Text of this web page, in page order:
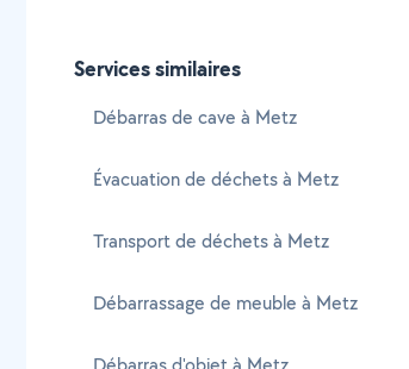
Services similaires
Débarras de cave à Metz
Évacuation de déchets à Metz
Transport de déchets à Metz
Débarrassage de meuble à Metz